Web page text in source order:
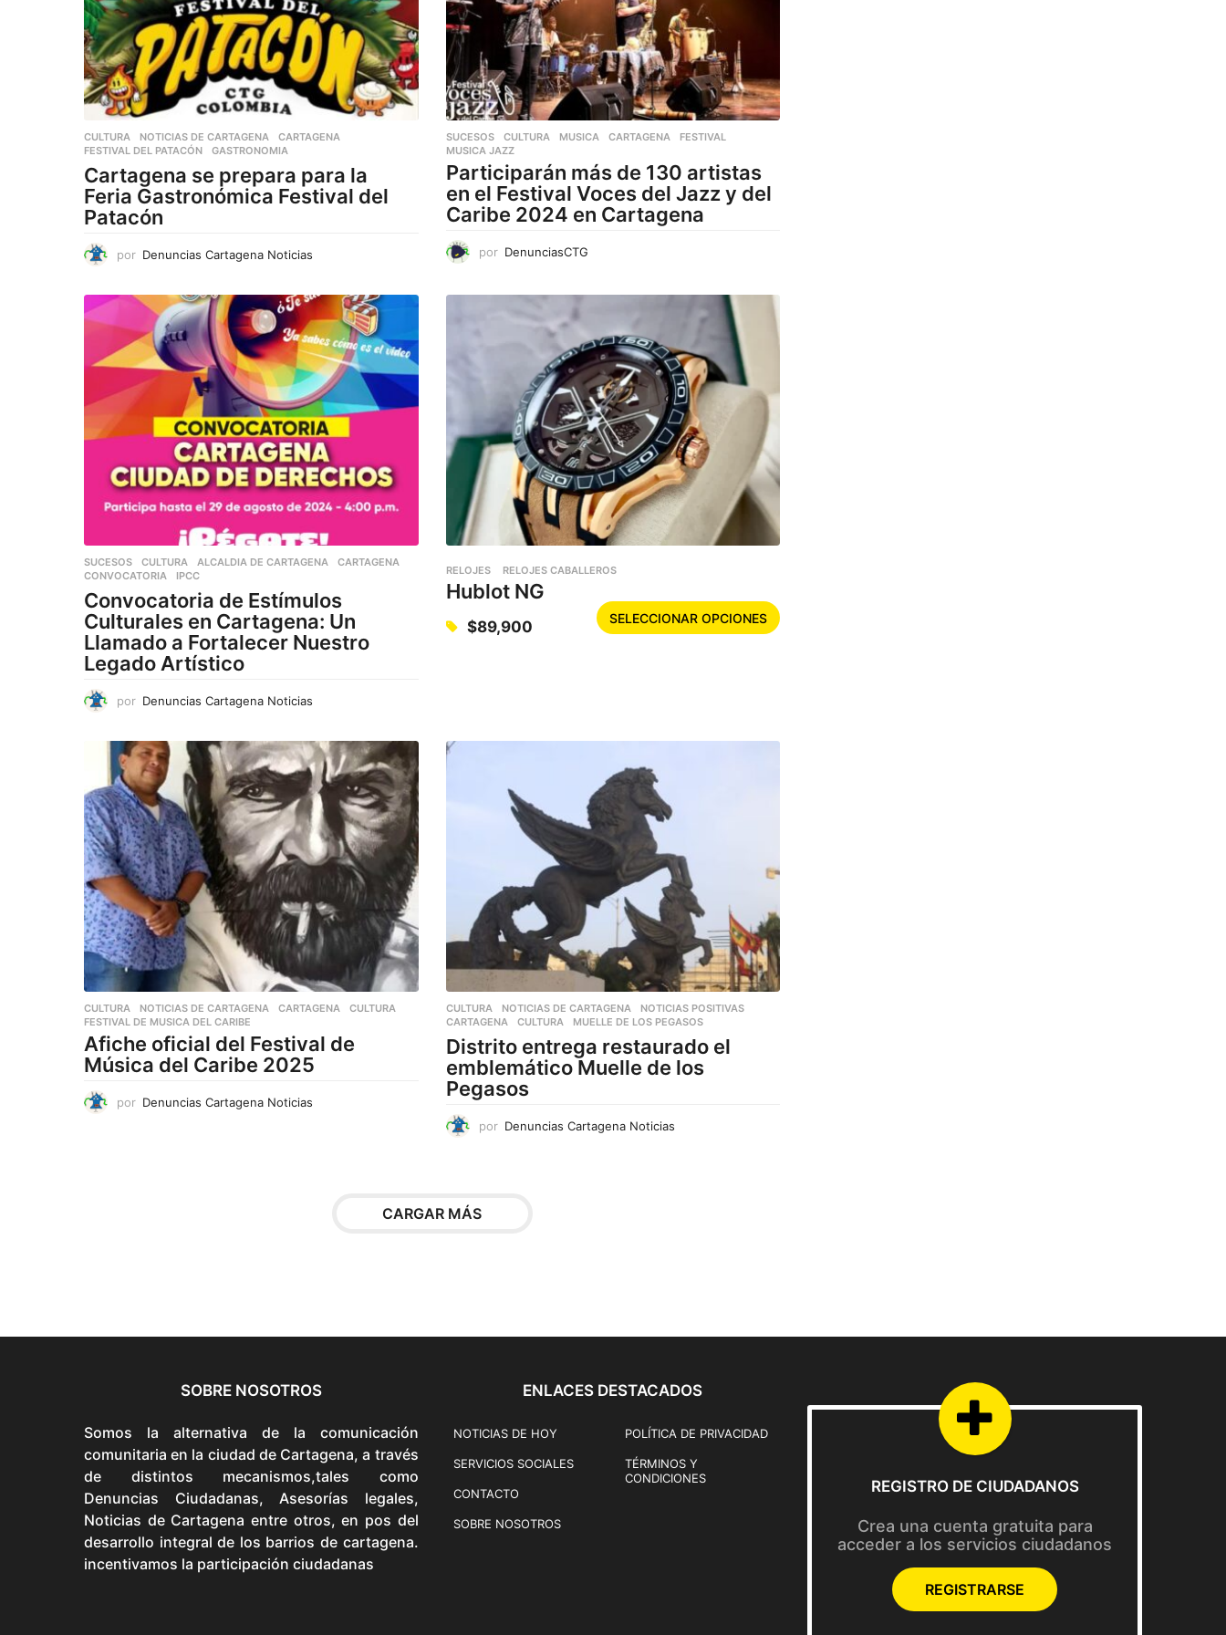
o
d
CULTURA ,NOTICIAS DE CARTAGENA CARTAGENA
FESTIVAL DEL PATACÓN
,GASTRONOMIA
Cartagena se prepara para la
Feria Gastronómica Festival del
Patacón
por Denuncias Cartagena Noticias
SUCESOS ,CULTURA ,MUSICA CARTAGENA ,FESTIVAL
MUSICA JAZZ
Participarán más de 130 artistas
en el Festival Voces del Jazz y del
Caribe 2024 en Cartagena
por DenunciasCTG
SUCESOS ,CULTURA ALCALDIA DE CARTAGENA ,CARTAGENA
CONVOCATORIA
,IPCC
Convocatoria de Estímulos
Culturales en Cartagena: Un
Llamado a Fortalecer Nuestro
Legado Artístico
por Denuncias Cartagena Noticias
RELOJES RELOJES CABALLEROS
Hublot NG
$89,900 SELECCIONAR OPCIONES
E
o
t
e
n
m
e
CULTURA ,NOTICIAS DE CARTAGENA CARTAGENA ,CULTURA
FESTIVAL DE MUSICA DEL CARIBE
Afiche oficial del Festival de
Música del Caribe 2025
por Denuncias Cartagena Noticias
CULTURA ,NOTICIAS DE CARTAGENA ,NOTICIAS POSITIVAS
CARTAGENA
,CULTURA ,MUELLE DE LOS PEGASOS
Distrito entrega restaurado el
emblemático Muelle de los
Pegasos
por Denuncias Cartagena Noticias
CARGAR MÁS
SOBRE NOSOTROS
Somos la alternativa de la comunicación
comunitaria en la ciudad de Cartagena, a través
de distintos mecanismos,tales como
Denuncias Ciudadanas, Asesorías legales,
Noticias de Cartagena entre otros, en pos del
desarrollo integral de los barrios de cartagena.
incentivamos la participación ciudadanas
ENLACES DESTACADOS
NOTICIAS DE HOY
SERVICIOS SOCIALES
CONTACTO
SOBRE NOSOTROS
POLÍTICA DE PRIVACIDAD
TÉRMINOS Y
CONDICIONES
REGISTRO DE CIUDADANOS
Crea una cuenta gratuita para
acceder a los servicios ciudadanos
REGISTRARSE